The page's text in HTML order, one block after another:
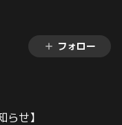
フォロー
らせ】